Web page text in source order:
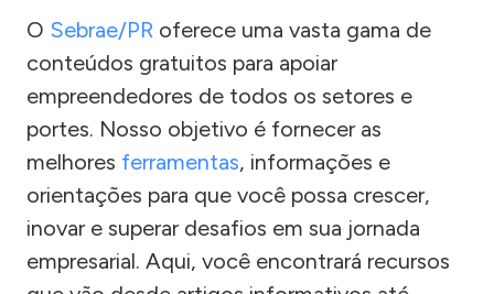
O Sebrae/PR oferece uma vasta gama de
conteúdos gratuitos para apoiar
empreendedores de todos os setores e
portes. Nosso objetivo é fornecer as
melhores ferramentas, informações e
orientações para que você possa crescer,
inovar e superar desafios em sua jornada
empresarial. Aqui, você encontrará recursos